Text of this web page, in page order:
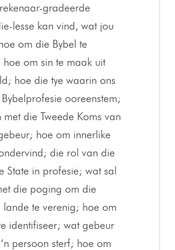
gradeerde
lesse kan vind, wat jou
om die Bybel te
hoe om sin te maak uit
hoe die tye waarin ons
Bybelprofesie ooreenstem;
die Tweede Koms van
hoe om innerlike
die rol van die
State in profesie; wat sal
die poging om die
lande te verenig; hoe om
identifiseer; wat gebeur
persoon sterf; hoe om